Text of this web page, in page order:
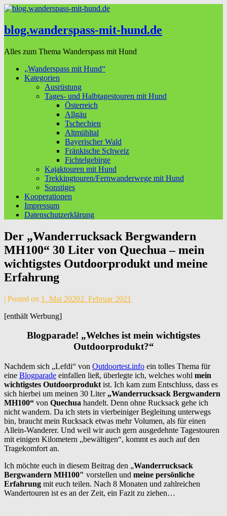
blog.wanderspass-mit-hund.de
Alles zum Thema Wanderspass mit Hund
„Wanderspass mit Hund“
Kategorien
Ausrüstung
Tages- und Halbtagestouren mit Hund
Österreich
Allgäu
Tschechien
Altmühltal
Bayerischer Wald
Fränkische Schweiz
Fichtelgebirge
Kajaktouren mit Hund
Trekkingtouren/Fernwanderwege mit Hund
Sonstiges
Kooperationen
Impressum
Datenschutzerklärung
Der „Wanderrucksack Bergwandern
MH100“ 30 Liter von Quechua – mein
wichtigstes Outdoorprodukt und meine
Erfahrung
by
Maier
| Posted on 1. Mai 20202. Februar 2021
[enthält Werbung]
Blogparade! „Welches ist mein wichtigstes
Outdoorprodukt?“
Nachdem sich „Lefdi“ von Outdoortest.info ein tolles Thema für
eine Blogparade einfallen ließ, überlegte ich, welches wohl mein
wichtigstes Outdoorprodukt ist. Ich kam zum Entschluss, dass es
sich hierbei um meinen 30 Liter „Wanderrucksack Bergwandern
MH100“ von Quechua handelt. Denn ohne Rucksack gehe ich
nicht wandern. Da ich stets in vierbeiniger Begleitung unterwegs
bin, braucht mein Rucksack etwas mehr Volumen, als für einen
Allein-Wanderer. Und weil wir auch gern ausgedehnte Tagestouren
mit einigen Kilometern „bewältigen“, kommt es auch auf den
Tragekomfort an.
Ich möchte euch in diesem Beitrag den „Wanderrucksack
Bergwandern MH100″ vorstellen und meine persönliche
Erfahrung mit euch teilen. Nach 8 Monaten und zahlreichen
Wandertouren ist es an der Zeit, ein Fazit zu ziehen…